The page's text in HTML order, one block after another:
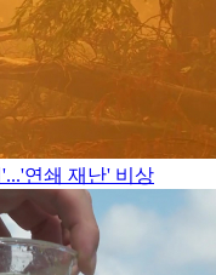
연쇄 재난' 비상